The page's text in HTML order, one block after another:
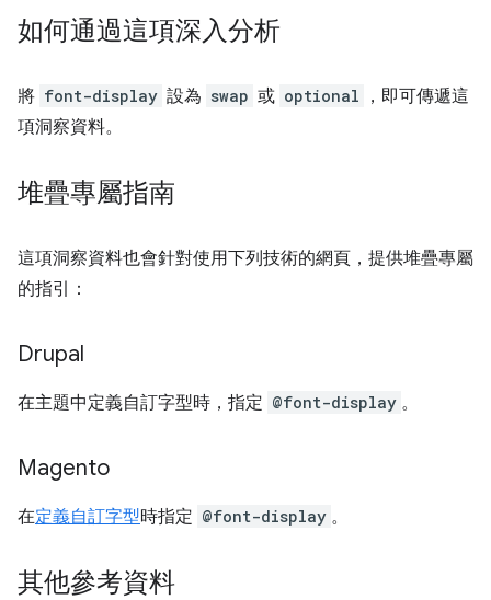
如何通過這項深入分析
將 font-display 設為 swap 或 optional
，即可傳遞這
項洞察資料。
堆疊專屬指南
這項洞察資料也會針對使用下列技術的網頁，提供堆疊專屬
的指引：
Drupal
在主題中定義自訂字型時，指定 @font-display 。
Magento
在定義自訂字型時指定 @font-display 。
其他參考資料